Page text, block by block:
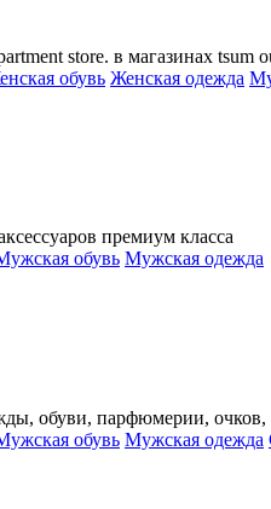
store. в магазинах tsum
обувь Женская одежда
премиум класса
обувь Мужская одежда
обуви, парфюмерии,
обувь Мужская одежда